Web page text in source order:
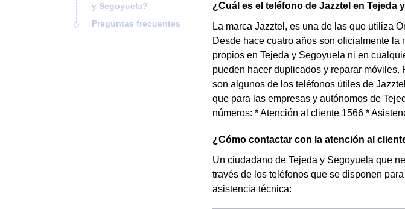
y Segoyuela?
Preguntas frecuentes
¿Cuál es el teléfono de Jazztel en Tejeda
La marca Jazztel, es una de las que utiliza
Desde hace cuatro años son oficialmente
propios en Tejeda y Segoyuela ni en
pueden hacer duplicados y reparar
son algunos de los teléfonos útiles de
que para las empresas y autónomos de
números: * Atención al cliente 1566 *
¿Cómo contactar con la atención al
Un ciudadano de Tejeda y Segoyuela que
través de los teléfonos que se disponen
asistencia técnica: